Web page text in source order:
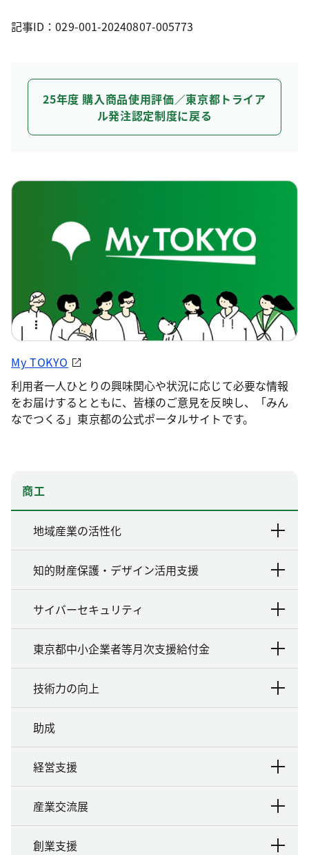
記事ID：029-001-20240807-005773
25年度 購入商品使用評価／東京都トライア
ル発注認定制度に戻る
My TOKYO
利用者一人ひとりの興味関心や状況に応じて必要な情報
をお届けするとともに、皆様のご意見を反映し、「みん
なでつくる」東京都の公式ポータルサイトです。
商工
地域産業の活性化
知的財産保護・デザイン活用支援
サイバーセキュリティ
東京都中小企業者等月次支援給付金
技術力の向上
助成
経営支援
産業交流展
創業支援